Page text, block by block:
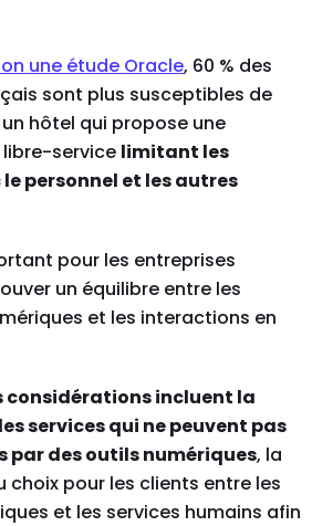
une étude Oracle, 60 % des
sont plus susceptibles de
hôtel qui propose une
service limitant les
personnel et les autres
pour les entreprises
un équilibre entre les
et les interactions en
considérations incluent la
services qui ne peuvent pas
par des outils numériques, la
choix pour les clients entre les
et les services humains afin